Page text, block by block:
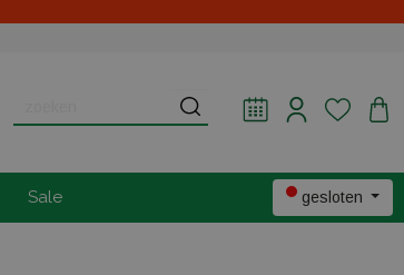
Sale gesloten